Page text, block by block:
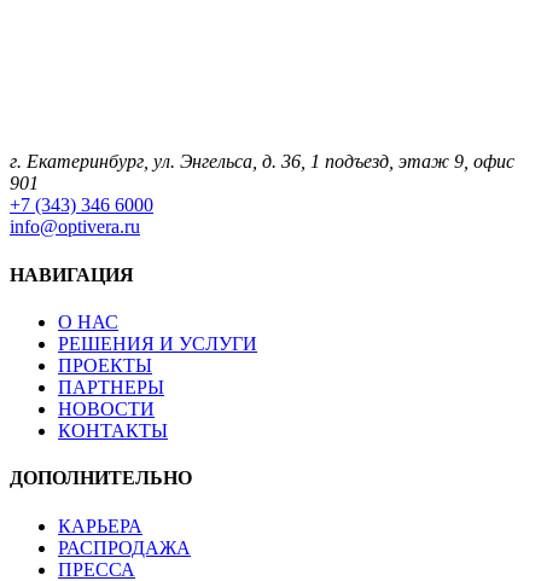
г. Екатеринбург, ул. Энгельса, д. 36, 1 подъезд, этаж 9, офис
901
+7 (343) 346 6000
info@optivera.ru
НАВИГАЦИЯ
О НАС
РЕШЕНИЯ И УСЛУГИ
ПРОЕКТЫ
ПАРТНЕРЫ
НОВОСТИ
КОНТАКТЫ
ДОПОЛНИТЕЛЬНО
КАРЬЕРА
РАСПРОДАЖА
ПРЕССА